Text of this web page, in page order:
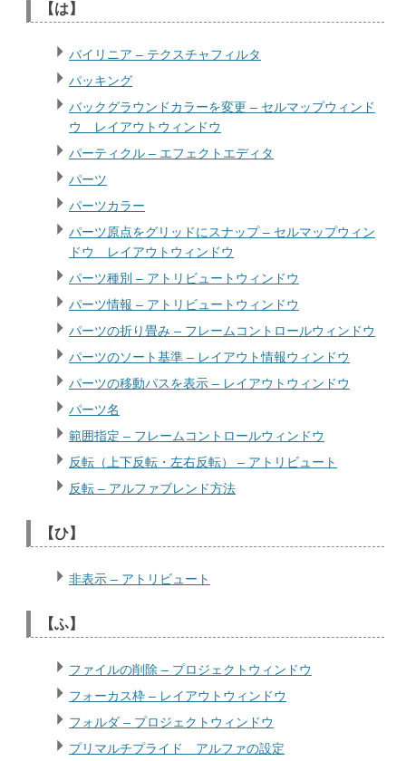
【は】
バイリニア – テクスチャフィルタ
パッキング
バックグラウンドカラーを変更 – セルマップウィンド
ウ レイアウトウィンドウ
パーティクル – エフェクトエディタ
パーツ
パーツカラー
パーツ原点をグリッドにスナップ – セルマップウィン
ドウ レイアウトウィンドウ
パーツ種別 – アトリビュートウィンドウ
パーツ情報 – アトリビュートウィンドウ
パーツの折り畳み – フレームコントロールウィンドウ
パーツのソート基準 – レイアウト情報ウィンドウ
パーツの移動パスを表示 – レイアウトウィンドウ
パーツ名
範囲指定 – フレームコントロールウィンドウ
反転（上下反転・左右反転） – アトリビュート
反転 – アルファブレンド方法
【ひ】
非表示 – アトリビュート
【ふ】
ファイルの削除 – プロジェクトウィンドウ
フォーカス枠 – レイアウトウィンドウ
フォルダ – プロジェクトウィンドウ
プリマルチプライド アルファの設定